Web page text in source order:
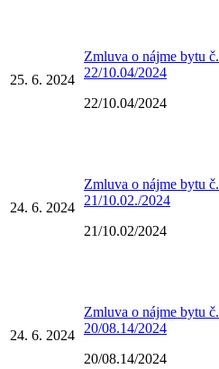
25. 6. 2024
Zmluva o nájme bytu č.
22/10.04/2024
22/10.04/2024
24. 6. 2024
Zmluva o nájme bytu č.
21/10.02./2024
21/10.02/2024
24. 6. 2024
Zmluva o nájme bytu č.
20/08.14/2024
20/08.14/2024